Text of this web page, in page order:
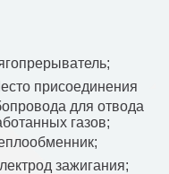
присоединения
для отвода
газов;
зажигания;